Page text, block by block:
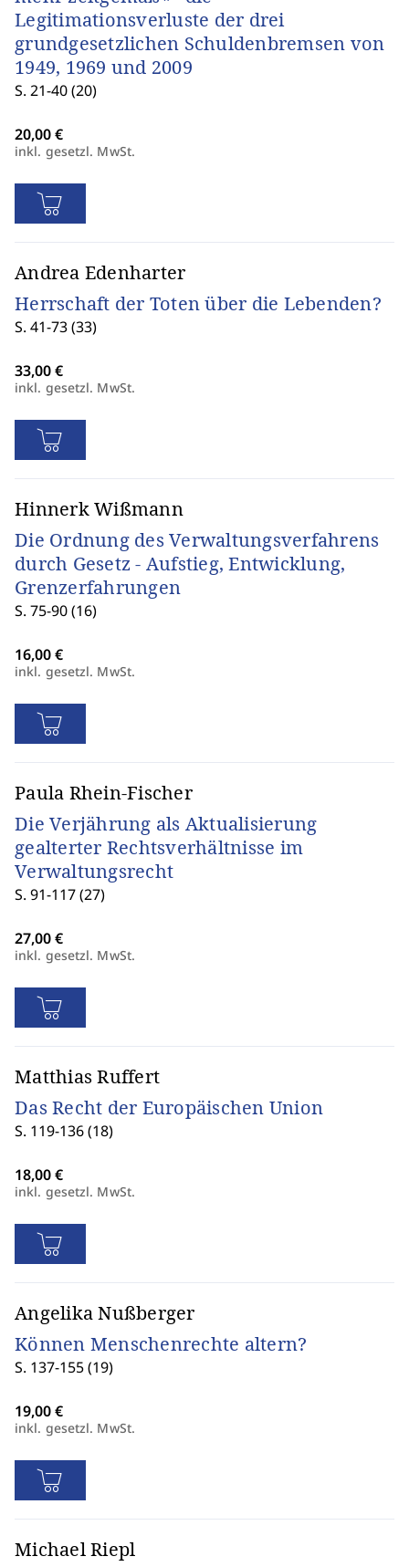
Legitimationsverluste der drei
grundgesetzlichen Schuldenbremsen von
1949, 1969 und 2009
S. 21-40 (20)
inkl. gesetzl. MwSt.
Andrea Edenharter
Herrschaft der Toten über die Lebenden?
S. 41-73 (33)
inkl. gesetzl. MwSt.
Hinnerk Wißmann
Die Ordnung des Verwaltungsverfahrens
durch Gesetz - Aufstieg, Entwicklung,
Grenzerfahrungen
S. 75-90 (16)
inkl. gesetzl. MwSt.
Paula Rhein-Fischer
Die Verjährung als Aktualisierung
gealterter Rechtsverhältnisse im
Verwaltungsrecht
S. 91-117 (27)
inkl. gesetzl. MwSt.
Matthias Ruffert
Das Recht der Europäischen Union
S. 119-136 (18)
inkl. gesetzl. MwSt.
Angelika Nußberger
Können Menschenrechte altern?
S. 137-155 (19)
inkl. gesetzl. MwSt.
Michael Riepl